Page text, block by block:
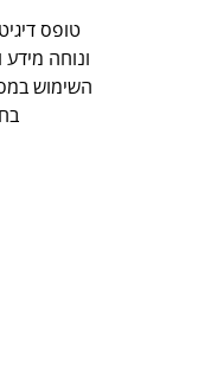
טופס
ונוחה
השימוש